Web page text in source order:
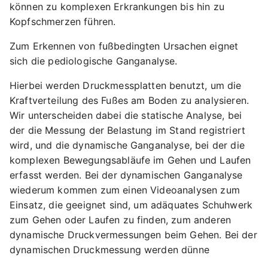
können zu komplexen Erkrankungen bis hin zu
Kopfschmerzen führen.
Zum Erkennen von fußbedingten Ursachen eignet
sich die pediologische Ganganalyse.
Hierbei werden Druckmessplatten benutzt, um die
Kraftverteilung des Fußes am Boden zu analysieren.
Wir unterscheiden dabei die statische Analyse, bei
der die Messung der Belastung im Stand registriert
wird, und die dynamische Ganganalyse, bei der die
komplexen Bewegungsabläufe im Gehen und Laufen
erfasst werden. Bei der dynamischen Ganganalyse
wiederum kommen zum einen Videoanalysen zum
Einsatz, die geeignet sind, um adäquates Schuhwerk
zum Gehen oder Laufen zu finden, zum anderen
dynamische Druckvermessungen beim Gehen. Bei der
dynamischen Druckmessung werden dünne